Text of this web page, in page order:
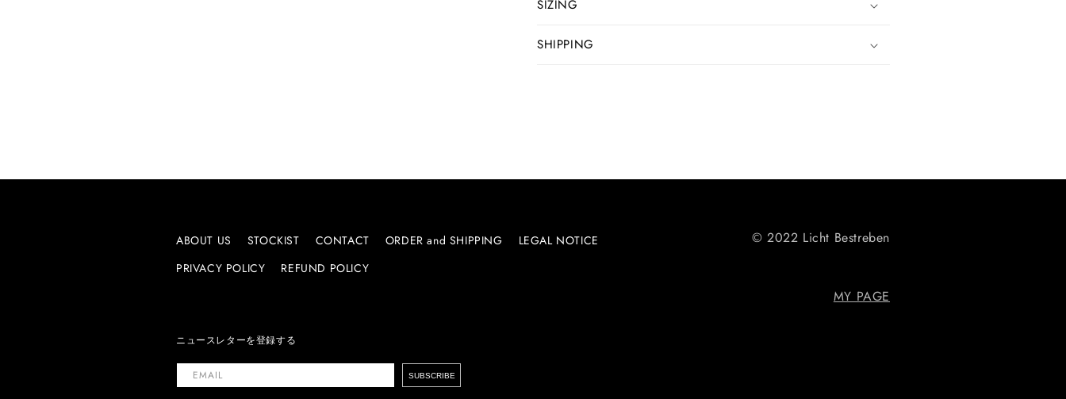
SIZING
SHIPPING
ABOUT US STOCKIST CONTACT ORDER and SHIPPING
LEGAL NOTICE
PRIVACY POLICY
REFUND POLICY
© 2022 Licht Bestreben
MY PAGE
ニュースレターを登録する
EMAIL